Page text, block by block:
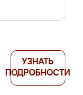
УЗНАТЬ
ПОДРОБНОСТИ